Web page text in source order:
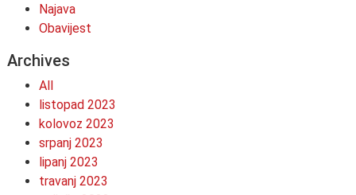
Najava
Obavijest
Archives
All
listopad 2023
kolovoz 2023
srpanj 2023
lipanj 2023
travanj 2023